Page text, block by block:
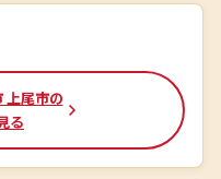
上尾市の
る